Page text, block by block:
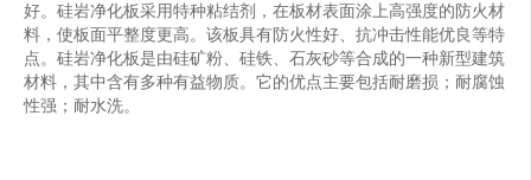
好。硅岩净化板采用特种粘结剂，在板材表面涂上高强度的防火材
料，使板面平整度更高。该板具有防火性好、抗冲击性能优良等特
点。硅岩净化板是由硅矿粉、硅铁、石灰砂等合成的一种新型建筑
材料，其中含有多种有益物质。它的优点主要包括耐磨损；耐腐蚀
性强；耐水洗。